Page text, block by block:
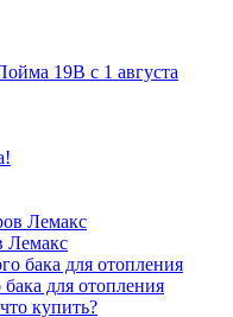
19В с 1 августа
Лемакс
для отопления